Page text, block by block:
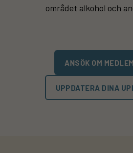
området alkohol och
ANSÖK OM
UPPDATERA DINA